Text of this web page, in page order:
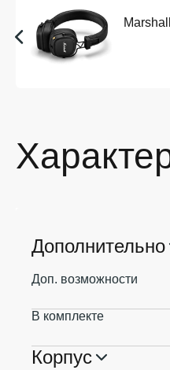
Дополнительно
Доп. возможности
В комплекте
Корпус